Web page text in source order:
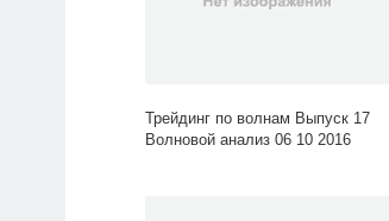
Трейдинг по волнам Выпуск 17
Волновой анализ 06 10 2016